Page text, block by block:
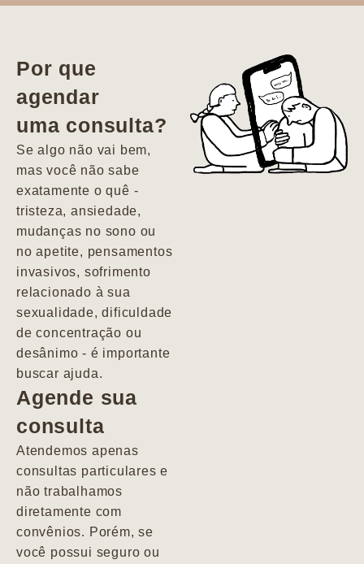
vida. Ela me
encontrou num
estado misto de
depressão e
agitação com
pensamentos
Por que
agendar
uma consulta?
Se algo não vai bem,
mas você não sabe
exatamente o quê -
tristeza, ansiedade,
mudanças no sono ou
no apetite, pensamentos
invasivos, sofrimento
relacionado à sua
sexualidade, dificuldade
de concentração ou
desânimo - é importante
buscar ajuda.
Agende sua
consulta
Atendemos apenas
consultas particulares e
não trabalhamos
diretamente com
convênios. Porém, se
você possui seguro ou